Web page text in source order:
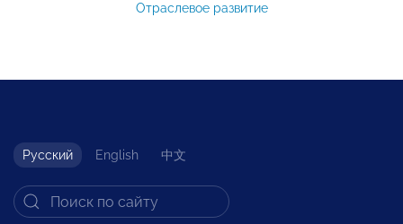
Отраслевое развитие
Русский English 中文